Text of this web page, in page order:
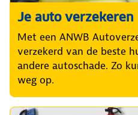
Je auto verzekeren
Met een ANWB
verzekerd van de beste
andere autoschade. Zo
weg op.